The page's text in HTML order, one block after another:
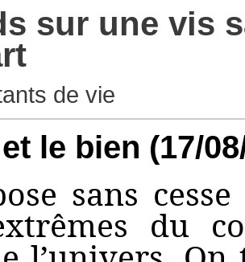
sur une vis
de vie
le bien (17/
sans
du